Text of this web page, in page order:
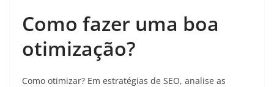
Como fazer uma boa
otimização?
Como otimizar? Em estratégias de SEO, analise as